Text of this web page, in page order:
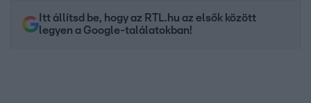
Itt állítsd be, hogy az RTL.hu az elsők között
legyen a Google-találatokban!